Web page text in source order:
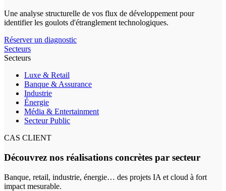
Une analyse structurelle de vos flux de développement pour
identifier les goulots d'étranglement technologiques.
Réserver un diagnostic
Secteurs
Secteurs
Luxe & Retail
Banque & Assurance
Industrie
Énergie
Média & Entertainment
Secteur Public
CAS CLIENT
Découvrez nos réalisations concrètes par secteur
Banque, retail, industrie, énergie… des projets IA et cloud à fort
impact mesurable.